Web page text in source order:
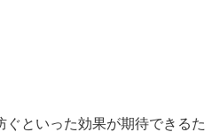
といった効果が期待できるた